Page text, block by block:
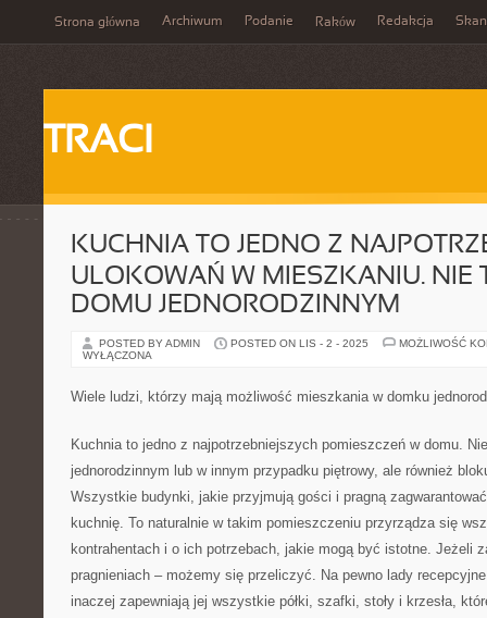
Strona główna Archiwum Podanie Raków Redakcja
TRACI
KUCHNIA TO JEDNO Z
ULOKOWAŃ W MIESZKANIU. NIE
DOMU JEDNORODZINNYM
POSTED BY ADMIN POSTED ON LIS - 2 - 2025
MOŻLIWOŚĆ
WYŁĄCZONA
Wiele ludzi, którzy mają możliwość mieszkania w domku
Kuchnia to jedno z najpotrzebniejszych pomieszczeń w domu.
jednorodzinnym lub w innym przypadku piętrowy, ale również
Wszystkie budynki, jakie przyjmują gości i pragną
kuchnię. To naturalnie w takim pomieszczeniu przyrządza się
kontrahentach i o ich potrzebach, jakie mogą być istotne. Jeżeli
pragnieniach – możemy się przeliczyć. Na pewno lady
inaczej zapewniają jej wszystkie półki, szafki, stoły i krzesła,